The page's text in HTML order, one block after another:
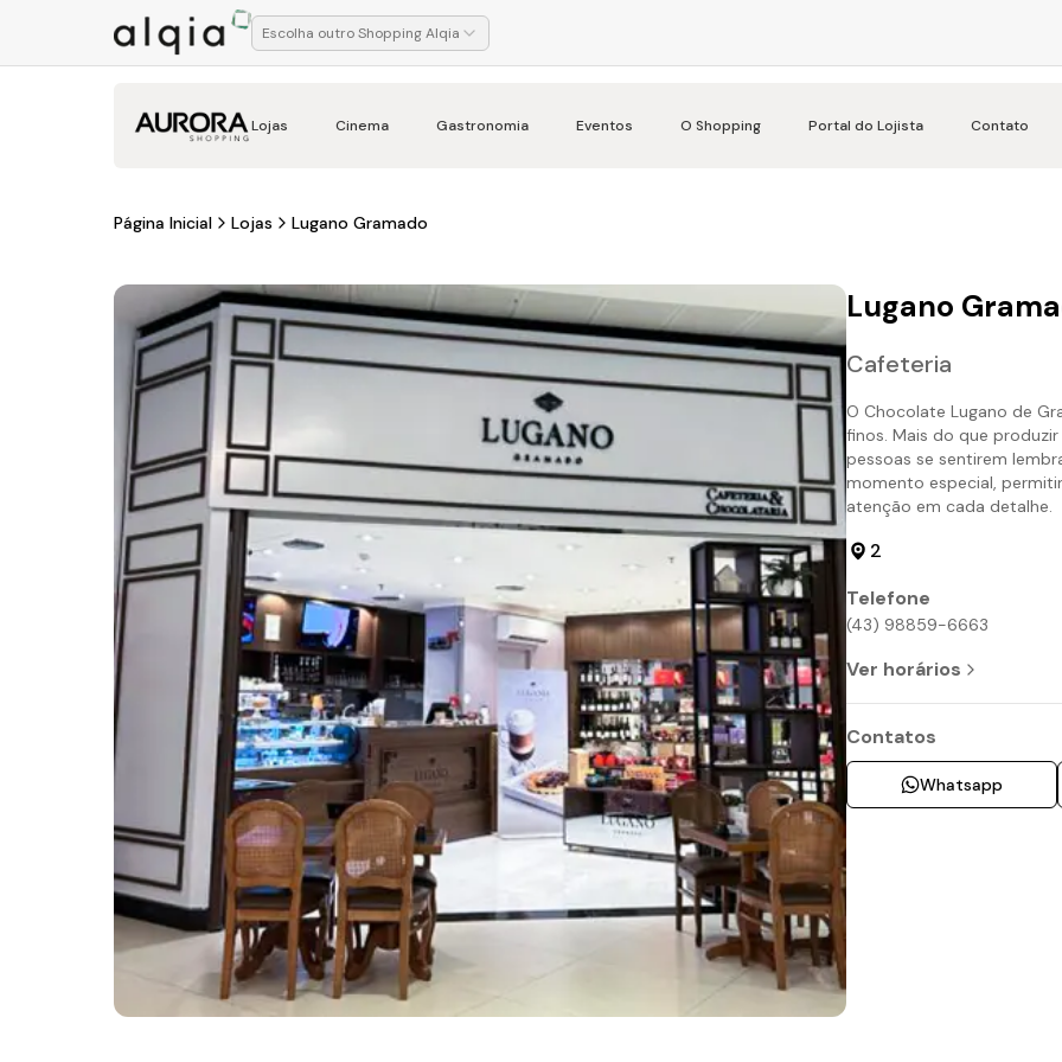
Escolha outro Shopping Alqia
Lojas Cinema Gastronomia Eventos O Shopping Portal do Lojista Contato
Página Inicial Lojas Lugano Gramado
Lugano
Cafeteria
O Chocolate Lugano de
finos. Mais do que
pessoas se sentirem
momento especial,
atenção em cada detalhe.
2
Telefone
(43) 98859-6663
Ver horários
Contatos
Whatsapp